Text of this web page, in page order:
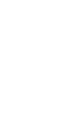
la conformité